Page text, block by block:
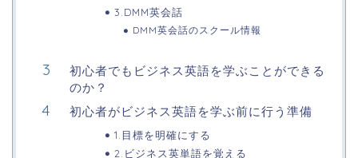
3.DMM英会話
DMM英会話のスクール情報
初心者でもビジネス英語を学ぶことができる
のか？
初心者がビジネス英語を学ぶ前に行う準備
1.目標を明確にする
2.ビジネス英単語を覚える